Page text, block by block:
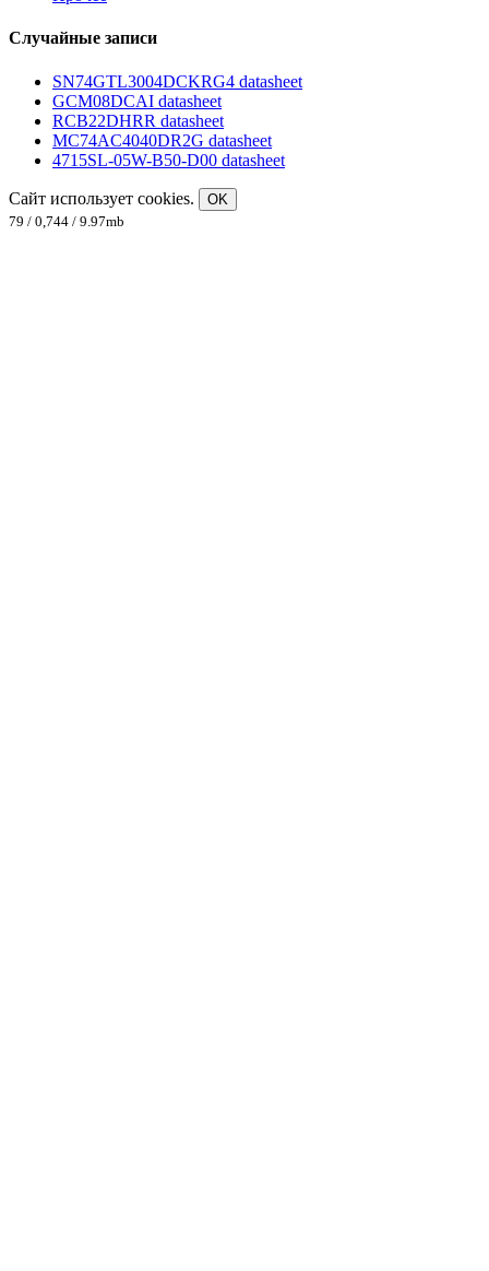
Случайные записи
SN74GTL3004DCKRG4 datasheet
GCM08DCAI datasheet
RCB22DHRR datasheet
MC74AC4040DR2G datasheet
4715SL-05W-B50-D00 datasheet
Сайт использует cookies.
OK
79 / 0,744 / 9.97mb